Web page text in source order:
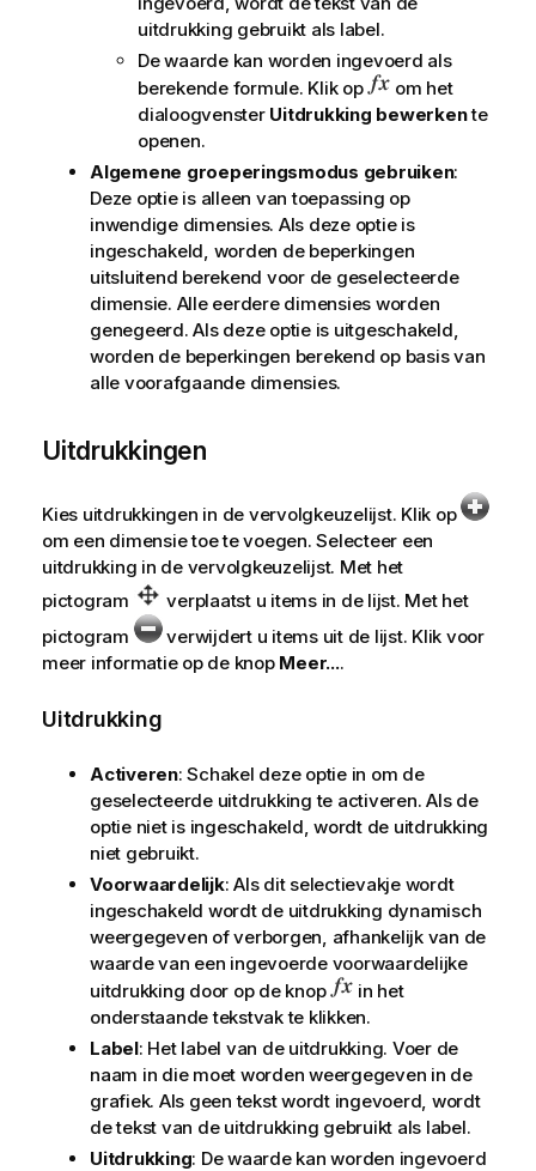
uitdrukking gebruikt als label.
De waarde kan worden ingevoerd als
berekende formule. Klik op
om het
dialoogvenster Uitdrukking bewerkente
openen.
Algemene groeperingsmodus gebruiken:
Deze optie is alleen van toepassing op
inwendige dimensies. Als deze optie is
ingeschakeld, worden de beperkingen
uitsluitend berekend voor de geselecteerde
dimensie. Alle eerdere dimensies worden
genegeerd. Als deze optie is uitgeschakeld,
worden de beperkingen berekend op basis van
alle voorafgaande dimensies.
Uitdrukkingen
Kies uitdrukkingen in de vervolgkeuzelijst. Klik op
om een dimensie toe te voegen. Selecteer een
uitdrukking in de vervolgkeuzelijst. Met het
pictogram
verplaatst u items in de lijst. Met het
pictogram
verwijdert u items uit de lijst. Klik voor
meer informatie op de knop Meer....
Uitdrukking
Activeren: Schakel deze optie in om de
geselecteerde uitdrukking te activeren. Als de
optie niet is ingeschakeld, wordt de uitdrukking
niet gebruikt.
Voorwaardelijk: Als dit selectievakje wordt
ingeschakeld wordt de uitdrukking dynamisch
weergegeven of verborgen, afhankelijk van de
waarde van een ingevoerde voorwaardelijke
uitdrukking door op de knop
in het
onderstaande tekstvak te klikken.
Label: Het label van de uitdrukking. Voer de
naam in die moet worden weergegeven in de
grafiek. Als geen tekst wordt ingevoerd, wordt
de tekst van de uitdrukking gebruikt als label.
Uitdrukking: De waarde kan worden ingevoerd